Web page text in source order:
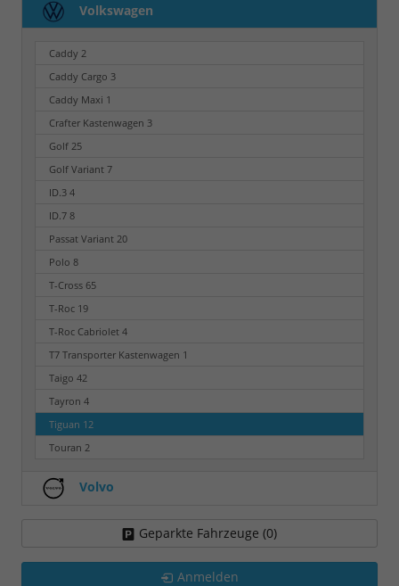
Volkswagen
Caddy 2
Caddy Cargo 3
Caddy Maxi 1
Crafter Kastenwagen 3
Golf 25
Golf Variant 7
ID.3 4
ID.7 8
Passat Variant 20
Polo 8
T-Cross 65
T-Roc 19
T-Roc Cabriolet 4
T7 Transporter Kastenwagen 1
Taigo 42
Tayron 4
Tiguan 12
Touran 2
Volvo
Geparkte Fahrzeuge (0)
Anmelden